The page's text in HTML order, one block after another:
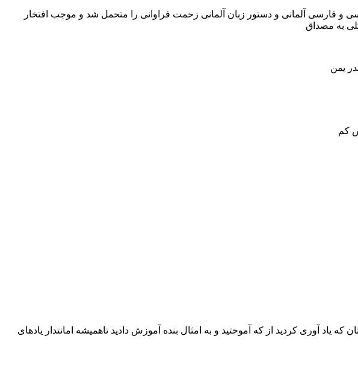
فارسی آلمانی و دستور زبان آلمانی زحمت فراوانی را متحمل شد و موجب افتخار
به مصداق
یمن
کم
آوری کردید از که آموختید و به امثال بنده آموزش دادید تاهمیشه امانتدار یادهای